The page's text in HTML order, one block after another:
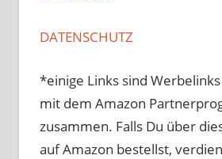
DATENSCHUTZ
*einige Links sind
mit dem Amazon
zusammen. Falls Du über
auf Amazon bestellst,